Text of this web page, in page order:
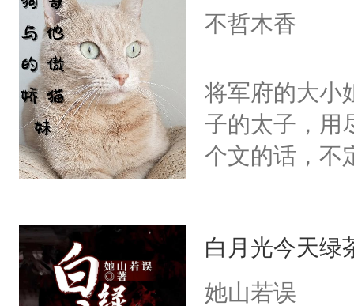
坏心眼的小狼
搭伙过日子。
正经宫斗选手
不哲木香
将军府的大小
子的太子，用
个文的话，不
白月光今天绿
她山若误